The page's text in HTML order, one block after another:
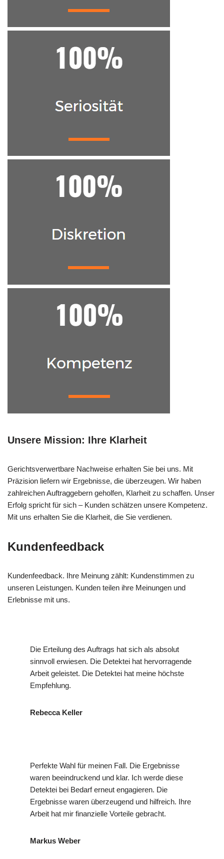
Unsere Mission: Ihre Klarheit
Gerichtsverwertbare Nachweise erhalten Sie bei uns. Mit
Präzision liefern wir Ergebnisse, die überzeugen. Wir haben
zahlreichen Auftraggebern geholfen, Klarheit zu schaffen. Unser
Erfolg spricht für sich – Kunden schätzen unsere Kompetenz.
Mit uns erhalten Sie die Klarheit, die Sie verdienen.
Kundenfeedback
Kundenfeedback. Ihre Meinung zählt: Kundenstimmen zu
unseren Leistungen. Kunden teilen ihre Meinungen und
Erlebnisse mit uns.
Die Erteilung des Auftrags hat sich als absolut
sinnvoll erwiesen. Die Detektei hat hervorragende
Arbeit geleistet. Die Detektei hat meine höchste
Empfehlung.
Rebecca Keller
Perfekte Wahl für meinen Fall. Die Ergebnisse
waren beeindruckend und klar. Ich werde diese
Detektei bei Bedarf erneut engagieren. Die
Ergebnisse waren überzeugend und hilfreich. Ihre
Arbeit hat mir finanzielle Vorteile gebracht.
Markus Weber